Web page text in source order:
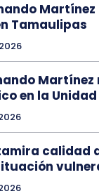
Tamaulipas
Martínez
en la
calidad